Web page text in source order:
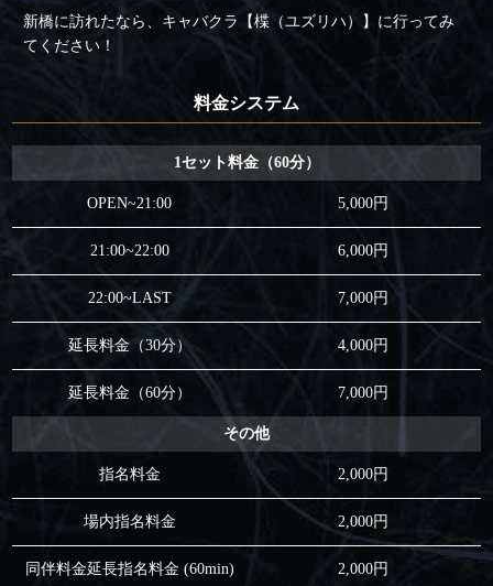
新橋に訪れたなら、キャバクラ【楪（ユズリハ）】に行ってみ
てください！
料金システム
1セット料金（60分）
OPEN~21:00 5,000円
21:00~22:00 6,000円
22:00~LAST 7,000円
延長料金（30分） 4,000円
延長料金（60分） 7,000円
その他
指名料金 2,000円
場内指名料金 2,000円
同伴料金延長指名料金 (60min) 2,000円